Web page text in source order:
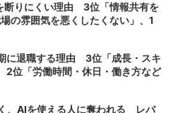
断りにくい理由 3位「情報共有を
の雰囲気を悪くしたくない」、1
に退職する理由 3位「成長・スキ
2位「労働時間・休日・働き方など
、AIを使える人に奪われる レバ